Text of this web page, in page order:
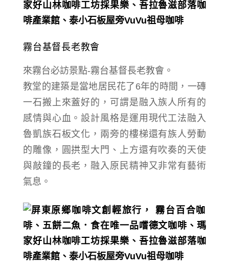
霧台基督長老教會
來霧台必訪景點-霧台基督長老教會。
教堂的建築是當地居民花了6年的時間， 一磚
一石搬上來蓋好的，可謂是融入族人所有的
感情與心血。設計風格是運用現代工法融入
魯凱族石板文化，兩旁的樓梯還有族人勞動
的雕像，圓拱型大門、上方還有吹奏的天使
與敲鐘的長老，融入原民精神又非常有藝術
氣息。